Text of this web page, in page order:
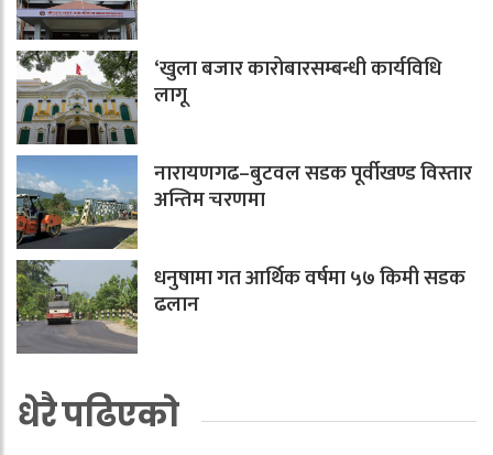
‘खुला बजार कारोबारसम्बन्धी कार्यविधि
लागू
नारायणगढ–बुटवल सडक पूर्वीखण्ड विस्तार
अन्तिम चरणमा
धनुषामा गत आर्थिक वर्षमा ५७ किमी सडक
ढलान
धेरै पढिएको